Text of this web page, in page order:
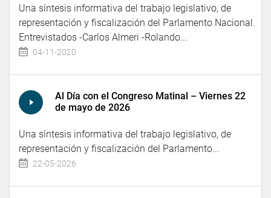
Una síntesis informativa del trabajo legislativo, de
representación y fiscalización del Parlamento Nacional.
Entrevistados -Carlos Almeri -Rolando...
04-11-2020
Al Día con el Congreso Matinal – Viernes 22
de mayo de 2026
Una síntesis informativa del trabajo legislativo, de
representación y fiscalización del Parlamento...
22-05-2026